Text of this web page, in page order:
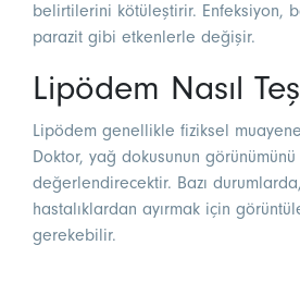
belirtilerini kötüleştirir. Enfeksiyon,
parazit gibi etkenlerle değişir.
Lipödem Nasıl
Lipödem genellikle fiziksel
Doktor, yağ dokusunun
değerlendirecektir. Bazı
hastalıklardan ayırmak için
gerekebilir.